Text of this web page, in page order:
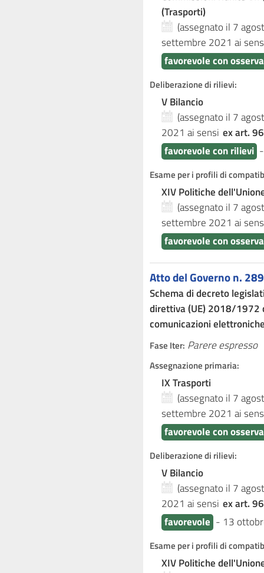
(Trasporti)
(assegnato il 7
settembre 2021 ai
favorevole con
Deliberazione di rilievi:
V Bilancio
(assegnato il 7
2021 ai sensi ex art.
favorevole con rilievi
Esame per i profili di
XIV Politiche
(assegnato il 7
settembre 2021 ai
favorevole con
Atto del Governo n. 289
Schema di decreto
direttiva (UE) 2018/1972
comunicazioni
Fase Iter: Parere espresso
Assegnazione primaria:
IX Trasporti
(assegnato il 7
settembre 2021 ai
favorevole con
Deliberazione di rilievi:
V Bilancio
(assegnato il 7
2021 ai sensi ex art.
favorevole - 13
Esame per i profili di
XIV Politiche